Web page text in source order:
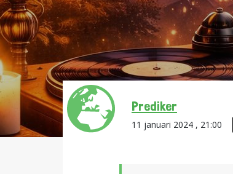
Prediker
11 januari 2024 , 21:00